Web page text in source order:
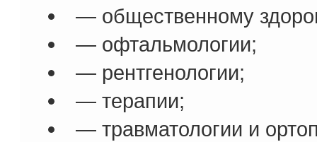
— общественному
— офтальмологии;
— рентгенологии;
— терапии;
— травматологии и